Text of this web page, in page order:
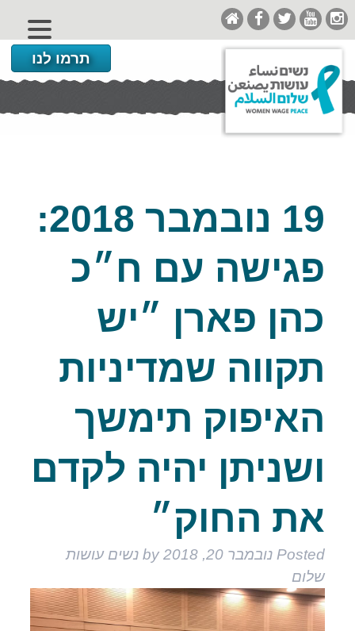
תרמו לנו
19 נובמבר 2018:
פגישה עם ח״כ
כהן פארן ״יש
תקווה שמדיניות
האיפוק תימשך
ושניתן יהיה לקדם
את החוק״
Posted נובמבר 20, 2018 by נשים עושות
שלום